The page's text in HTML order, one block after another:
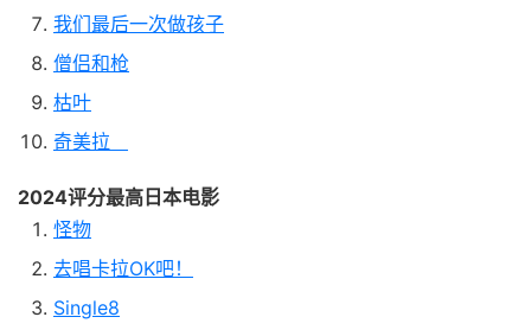
我们最后一次做孩子
僧侣和枪
枯叶
奇美拉
2024评分最高日本电影
怪物
去唱卡拉OK吧！
Single8